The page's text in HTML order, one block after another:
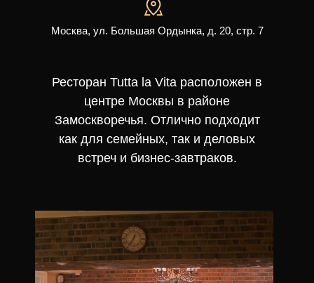
Москва, ул. Большая Ордынка, д. 20, стр. 7
Ресторан Tutta la Vita расположен в
центре Москвы в районе
Замоскворечья. Отлично подходит
как для семейных, так и деловых
встреч и бизнес-завтраков.